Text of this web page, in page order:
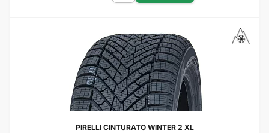
PIRELLICINTURATO WINTER 2 XL